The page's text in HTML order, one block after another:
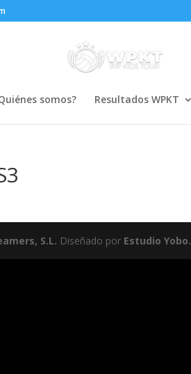
somos? Resultados WPKT
S.L. Diseñado por Estudio Yobo.